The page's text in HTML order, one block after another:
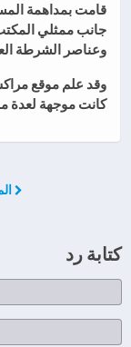
قامت بمداهمة
جانب ممثلي
وعناصر الشرطة
وقد علم موقع
كانت موجهة لعدة
كتابة رد